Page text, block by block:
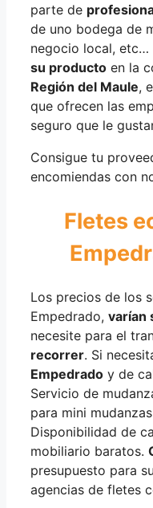
parte de
de uno bodega de
negocio local, etc…
su producto en la
Región del Maule,
que ofrecen las
seguro que le
Consigue tu
encomiendas con
Fletes
Los precios de los
Empedrado, varían
necesite para el
recorrer. Si
Empedrado y de
Servicio de
para mini
Disponibilidad de
mobiliario baratos.
presupuesto para
agencias de fletes